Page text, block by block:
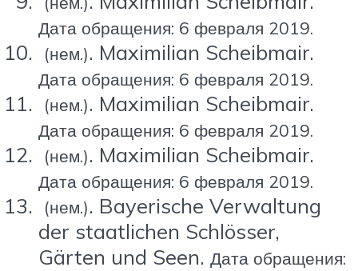
Дата обращения: 6 февраля 2019.
(нем.). Maximilian Scheibmair.
Дата обращения: 6 февраля 2019.
(нем.). Maximilian Scheibmair.
Дата обращения: 6 февраля 2019.
(нем.). Maximilian Scheibmair.
Дата обращения: 6 февраля 2019.
(нем.). Bayerische Verwaltung
der staatlichen Schlösser,
Gärten und Seen. Дата обращения: